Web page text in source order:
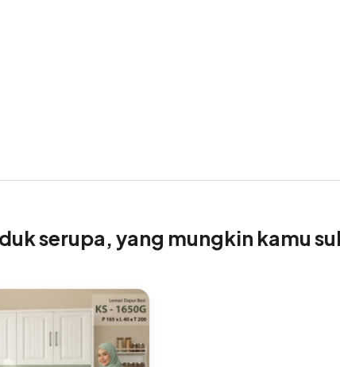
serupa, yang mungkin kamu